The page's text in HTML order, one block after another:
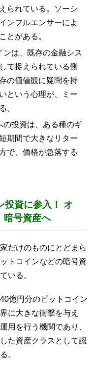
られている。ソーシ
ンフルエンサーによ
とがある。
ンは、既存の金融シス
て捉えられている側
の価値観に疑問を持
という心理が、ミー
。
の投資は、ある種のギ
期間で大きなリター
で、価格が急落する
投資に参入！ オ
暗号資産へ
だけのものにとどまら
トコインなどの暗号資
いる。
億円分のビットコイン
に大きな衝撃を与え
用を行う機関であり、
た資産クラスとして認
。